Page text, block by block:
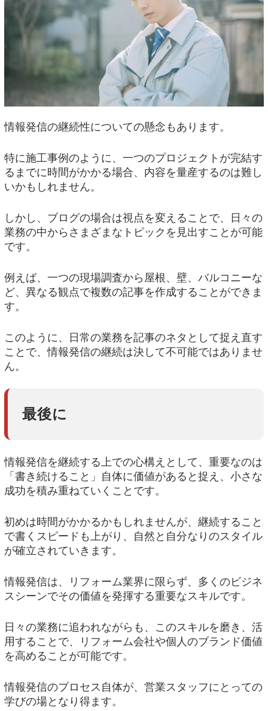
情報発信の継続性についての懸念もあります。
特に施工事例のように、一つのプロジェクトが完結す
るまでに時間がかかる場合、内容を量産するのは難し
いかもしれません。
しかし、ブログの場合は視点を変えることで、日々の
業務の中からさまざまなトピックを見出すことが可能
です。
例えば、一つの現場調査から屋根、壁、バルコニーな
ど、異なる観点で複数の記事を作成することができま
す。
このように、日常の業務を記事のネタとして捉え直す
ことで、情報発信の継続は決して不可能ではありませ
ん。
最後に
情報発信を継続する上での心構えとして、重要なのは
「書き続けること」自体に価値があると捉え、小さな
成功を積み重ねていくことです。
初めは時間がかかるかもしれませんが、継続すること
で書くスピードも上がり、自然と自分なりのスタイル
が確立されていきます。
情報発信は、リフォーム業界に限らず、多くのビジネ
スシーンでその価値を発揮する重要なスキルです。
日々の業務に追われながらも、このスキルを磨き、活
用することで、リフォーム会社や個人のブランド価値
を高めることが可能です。
情報発信のプロセス自体が、営業スタッフにとっての
学びの場となり得ます。